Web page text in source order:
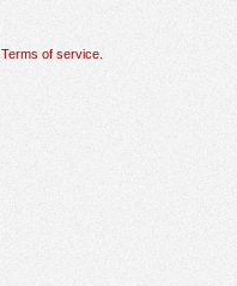
Terms of service.